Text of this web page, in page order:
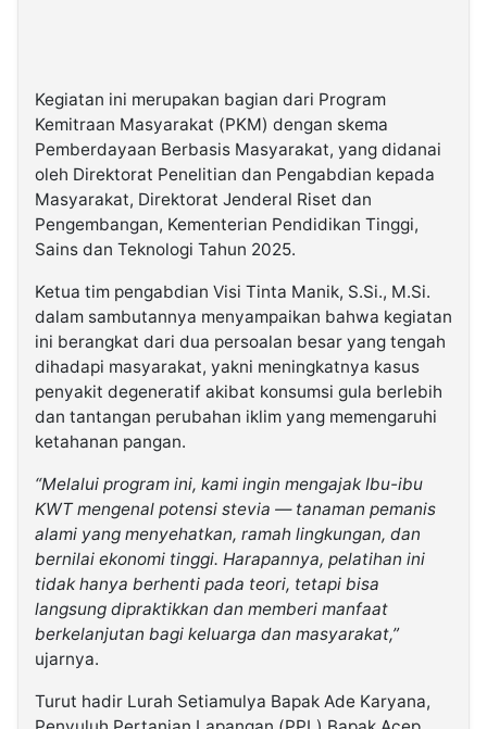
Kegiatan ini merupakan bagian dari Program
Kemitraan Masyarakat (PKM) dengan skema
Pemberdayaan Berbasis Masyarakat, yang didanai
oleh Direktorat Penelitian dan Pengabdian kepada
Masyarakat, Direktorat Jenderal Riset dan
Pengembangan, Kementerian Pendidikan Tinggi,
Sains dan Teknologi Tahun 2025.
Ketua tim pengabdian Visi Tinta Manik, S.Si., M.Si.
dalam sambutannya menyampaikan bahwa kegiatan
ini berangkat dari dua persoalan besar yang tengah
dihadapi masyarakat, yakni meningkatnya kasus
penyakit degeneratif akibat konsumsi gula berlebih
dan tantangan perubahan iklim yang memengaruhi
ketahanan pangan.
“Melalui program ini, kami ingin mengajak Ibu-ibu
KWT mengenal potensi stevia — tanaman pemanis
alami yang menyehatkan, ramah lingkungan, dan
bernilai ekonomi tinggi. Harapannya, pelatihan ini
tidak hanya berhenti pada teori, tetapi bisa
langsung dipraktikkan dan memberi manfaat
berkelanjutan bagi keluarga dan masyarakat,”
ujarnya.
Turut hadir Lurah Setiamulya Bapak Ade Karyana,